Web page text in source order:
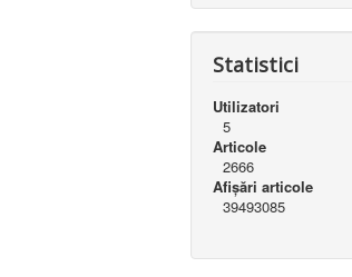
Statistici
Utilizatori
5
Articole
2666
Afișări articole
39493085